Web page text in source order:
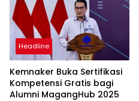
Headline
Kemnaker Buka Sertifikasi
Kompetensi Gratis bagi
Alumni MagangHub 2025